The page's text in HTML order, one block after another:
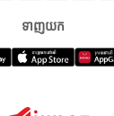
ទាញយក